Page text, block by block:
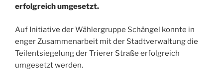
erfolgreich umgesetzt.
Auf Initiative der Wählergruppe Schängel konnte in
enger Zusammenarbeit mit der Stadtverwaltung die
Teilentsiegelung der Trierer Straße erfolgreich
umgesetzt werden.